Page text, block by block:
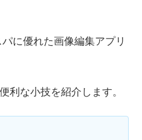
に優れた画像編集アプリ
利な小技を紹介します。